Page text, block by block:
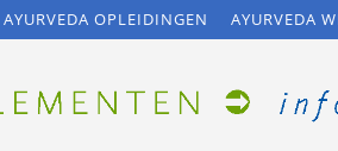
AYURVEDA OPLEIDINGEN AYURVEDA